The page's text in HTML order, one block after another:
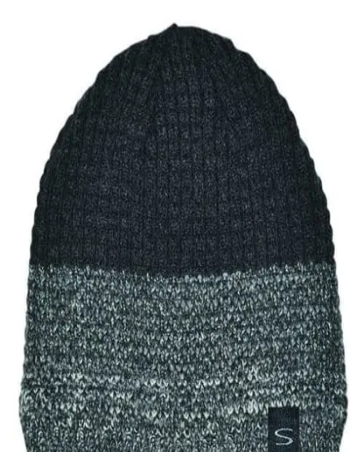
Quick View
Εξαντλημένο
ΑΝΔΡΙΚΑ ΣΚΟΥΦΙΑ
Ανδρικό σκουφί με ισοθερμική επένδυση Stamion